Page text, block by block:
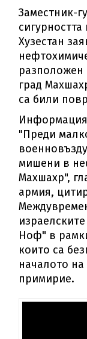
Заместник-
Хузестан
разположен
град
са били
"Преди
мишени в
Махшахр",
армия,
Ноф" в
които са
началото
примирие.